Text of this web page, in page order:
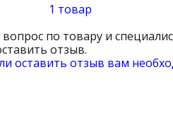
1 товар
по товару и
отзыв.
оставить отзыв вам